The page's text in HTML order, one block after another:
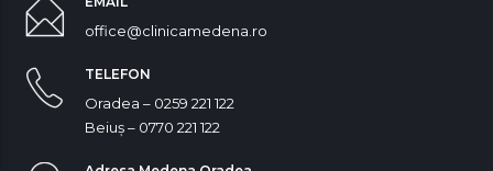
office@clinicamedena.ro
TELEFON
Oradea – 0259 221 122
Beiuș – 0770 221 122